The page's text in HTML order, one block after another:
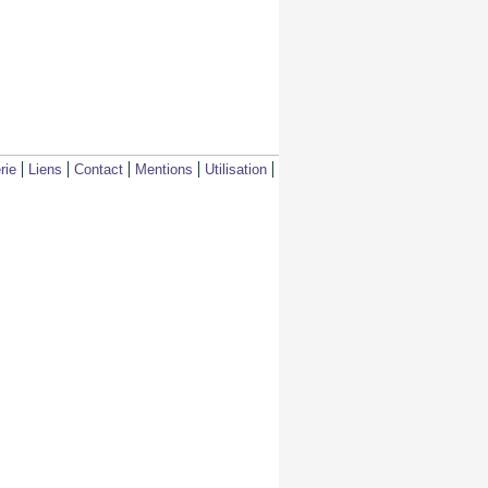
Liens Contact Mentions Utilisation